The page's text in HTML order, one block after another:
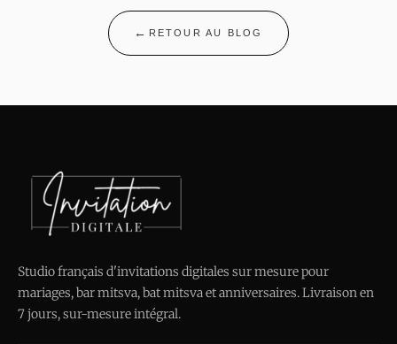
RETOUR AU BLOG
Studio français d'invitations digitales sur mesure pour
mariages, bar mitsva, bat mitsva et anniversaires. Livraison en
7 jours, sur-mesure intégral.